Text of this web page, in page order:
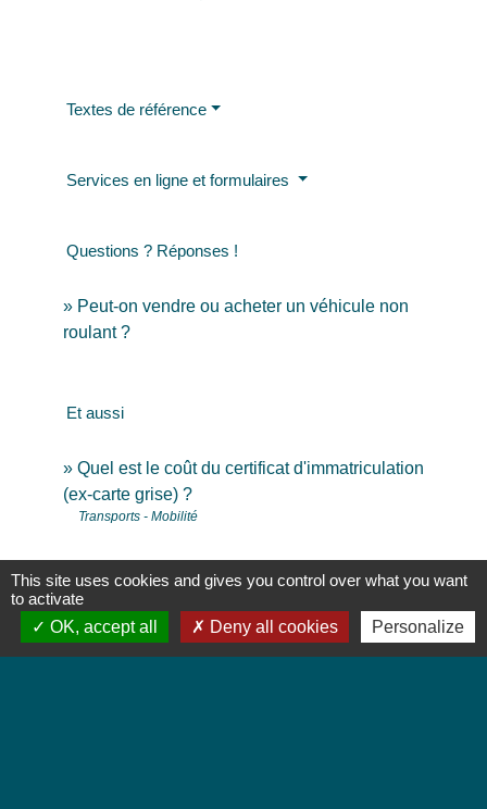
Textes de référence
Services en ligne et formulaires
Questions ? Réponses !
Peut-on vendre ou acheter un véhicule non
roulant ?
Et aussi
Quel est le coût du certificat d'immatriculation
(ex-carte grise) ?
Transports - Mobilité
Signaler une erreur sur cette page
This site uses cookies and gives you control over what you want
to activate
OK, accept all
Deny all cookies Personalize